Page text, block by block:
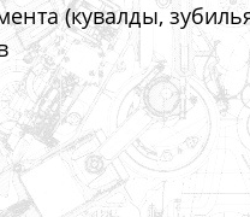
(кувалды,